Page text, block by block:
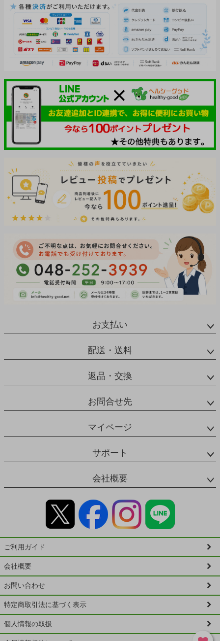
お支払い
配送・送料
返品・交換
お問合せ先
マイページ
サポート
会社概要
ご利用ガイド
会社概要
お問い合わせ
特定商取引法に基づく表示
個人情報の取扱